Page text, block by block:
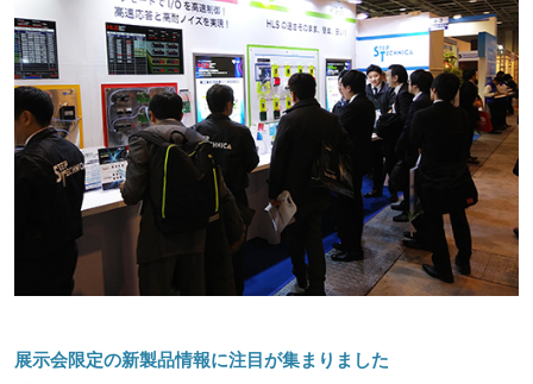
展示会限定の新製品情報に注目が集まりました